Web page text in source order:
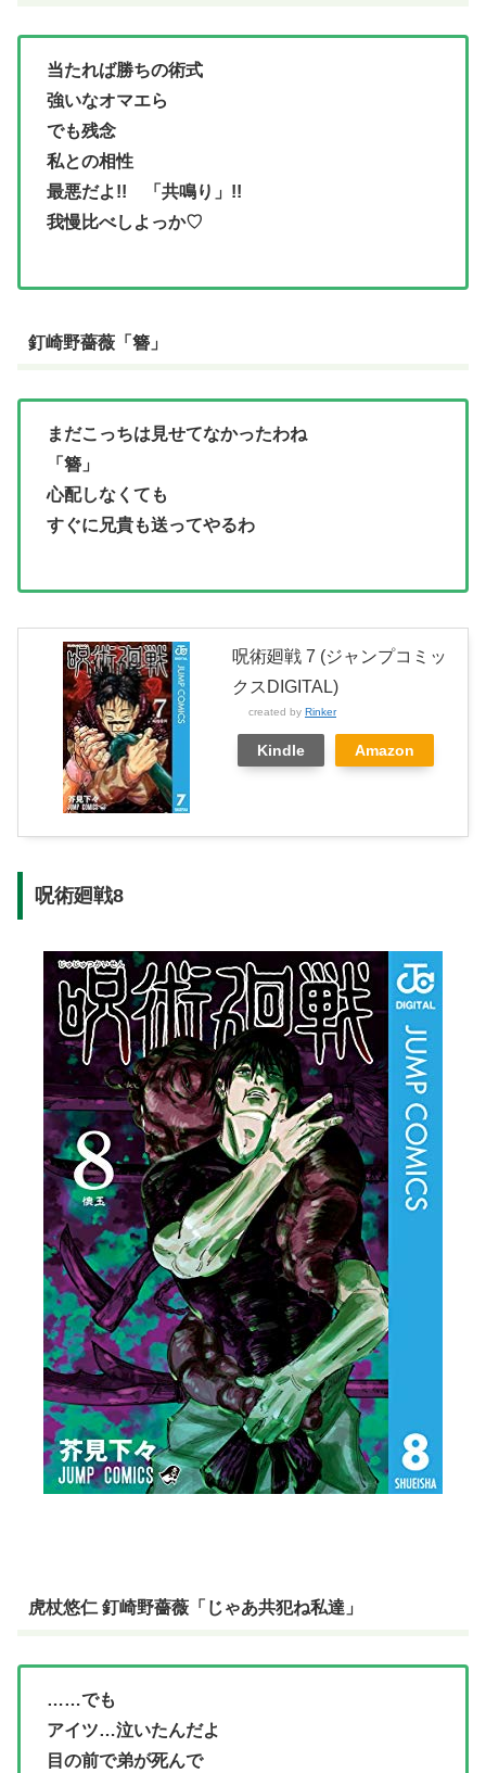
当たれば勝ちの術式
強いなオマエら
でも残念
私との相性
最悪だよ!! 「共鳴り」!!
我慢比べしよっか♡
釘崎野薔薇「簪」
まだこっちは見せてなかったわね
「簪」
心配しなくても
すぐに兄貴も送ってやるわ
呪術廻戦 7 (ジャンプコミッ
クスDIGITAL)
created by Rinker
Kindle Amazon
呪術廻戦8
虎杖悠仁 釘崎野薔薇「じゃあ共犯ね私達」
……でも
アイツ…泣いたんだよ
目の前で弟が死んで